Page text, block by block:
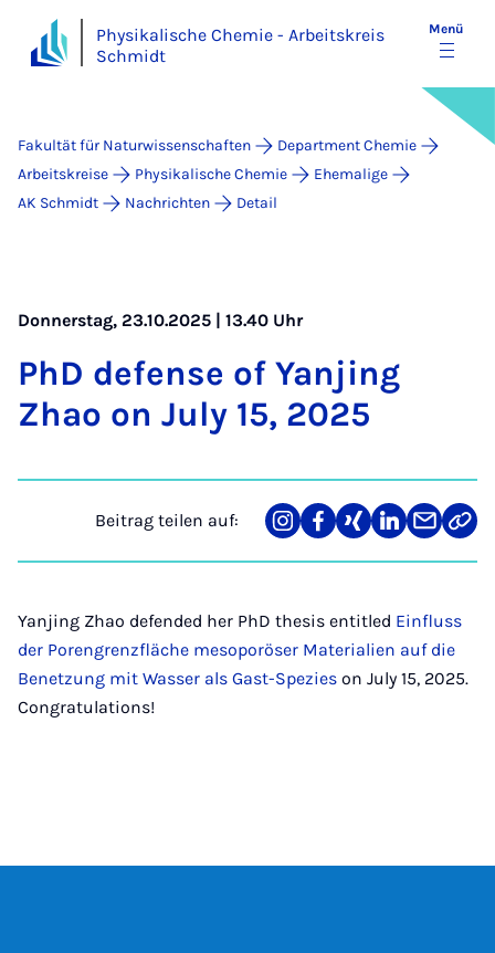
Physikalische Chemie - Arbeitskreis
Schmidt
Menü
Fakultät für Naturwissenschaften
Department Chemie
Arbeitskreise
Physikalische Chemie
Ehemalige
AK Schmidt
Nachrichten Detail
Donnerstag, 23.10.2025 | 13.40 Uhr
PhD de­fen­se of Yanjing
Zhao on Ju­ly 15, 2025
Beitrag teilen auf:
Teilen
auf
Teilen
auf
Teilen
auf
Teilen
auf
Teilen
über
Mail
Link
Yanjing Zhao defended her PhD thesis entitled Einfluss
der Porengrenzfläche mesoporöser Materialien auf die
Benetzung mit Wasser als Gast-Spezies on July 15, 2025.
Congratulations!